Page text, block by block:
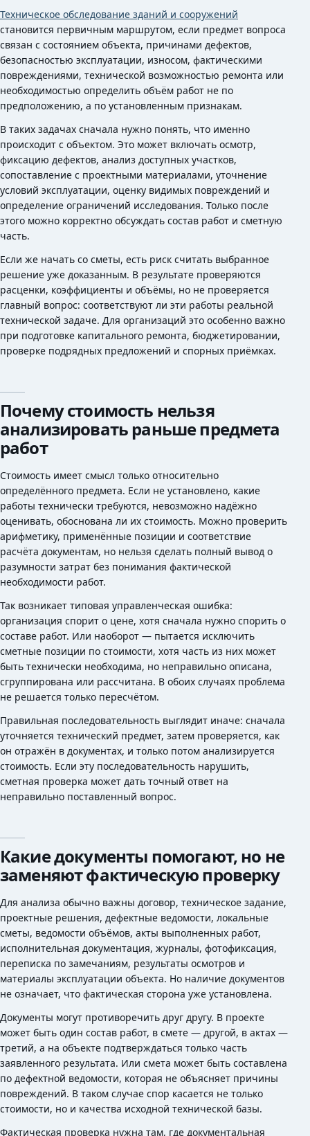
Техническое обследование зданий и сооружений
становится первичным маршрутом, если предмет вопроса
связан с состоянием объекта, причинами дефектов,
безопасностью эксплуатации, износом, фактическими
повреждениями, технической возможностью ремонта или
необходимостью определить объём работ не по
предположению, а по установленным признакам.
В таких задачах сначала нужно понять, что именно
происходит с объектом. Это может включать осмотр,
фиксацию дефектов, анализ доступных участков,
сопоставление с проектными материалами, уточнение
условий эксплуатации, оценку видимых повреждений и
определение ограничений исследования. Только после
этого можно корректно обсуждать состав работ и сметную
часть.
Если же начать со сметы, есть риск считать выбранное
решение уже доказанным. В результате проверяются
расценки, коэффициенты и объёмы, но не проверяется
главный вопрос: соответствуют ли эти работы реальной
технической задаче. Для организаций это особенно важно
при подготовке капитального ремонта, бюджетировании,
проверке подрядных предложений и спорных приёмках.
Почему стоимость нельзя
анализировать раньше предмета
работ
Стоимость имеет смысл только относительно
определённого предмета. Если не установлено, какие
работы технически требуются, невозможно надёжно
оценивать, обоснована ли их стоимость. Можно проверить
арифметику, применённые позиции и соответствие
расчёта документам, но нельзя сделать полный вывод о
разумности затрат без понимания фактической
необходимости работ.
Так возникает типовая управленческая ошибка:
организация спорит о цене, хотя сначала нужно спорить о
составе работ. Или наоборот — пытается исключить
сметные позиции по стоимости, хотя часть из них может
быть технически необходима, но неправильно описана,
сгруппирована или рассчитана. В обоих случаях проблема
не решается только пересчётом.
Правильная последовательность выглядит иначе: сначала
уточняется технический предмет, затем проверяется, как
он отражён в документах, и только потом анализируется
стоимость. Если эту последовательность нарушить,
сметная проверка может дать точный ответ на
неправильно поставленный вопрос.
Какие документы помогают, но не
заменяют фактическую проверку
Для анализа обычно важны договор, техническое задание,
проектные решения, дефектные ведомости, локальные
сметы, ведомости объёмов, акты выполненных работ,
исполнительная документация, журналы, фотофиксация,
переписка по замечаниям, результаты осмотров и
материалы эксплуатации объекта. Но наличие документов
не означает, что фактическая сторона уже установлена.
Документы могут противоречить друг другу. В проекте
может быть один состав работ, в смете — другой, в актах —
третий, а на объекте подтверждаться только часть
заявленного результата. Или смета может быть составлена
по дефектной ведомости, которая не объясняет причины
повреждений. В таком случае спор касается не только
стоимости, но и качества исходной технической базы.
Фактическая проверка нужна там, где документальная